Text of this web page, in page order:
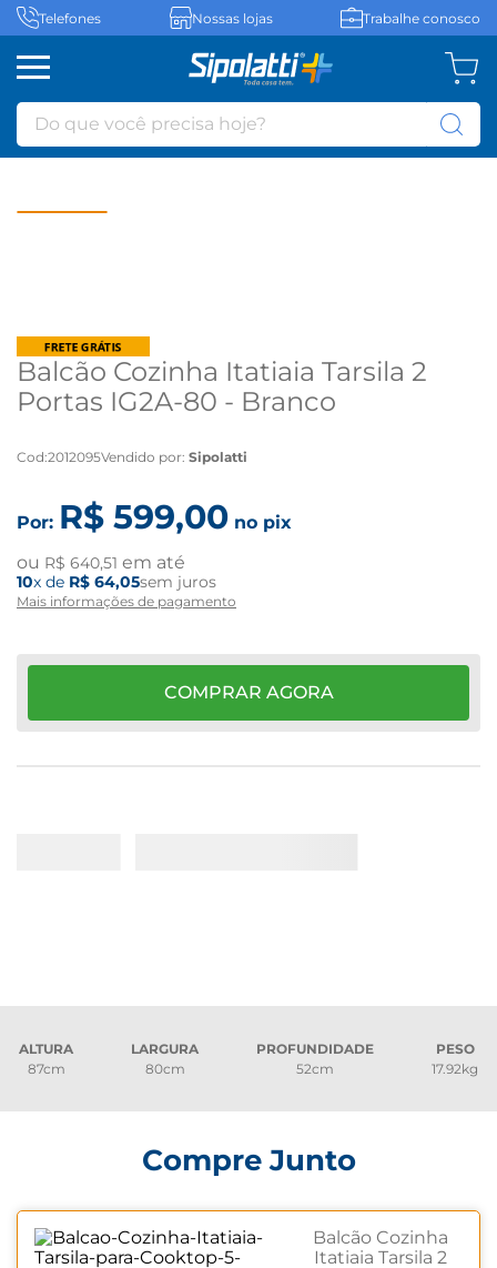
Telefones Nossas lojas Trabalhe conosco
Do que você precisa hoje?
Balcão Cozinha Itatiaia Tarsila 2
Portas IG2A-80 - Branco
Cod:2012095Vendido por: Sipolatti
Por: R$ 599,00 no pix
ou R$ 640,51 em até
10x de R$ 64,05sem juros
Mais informações de pagamento
COMPRAR AGORA
ALTURA
87cm
LARGURA
80cm
PROFUNDIDADE
52cm
PESO
17.92kg
Compre Junto
Balcão Cozinha
Itatiaia Tarsila 2